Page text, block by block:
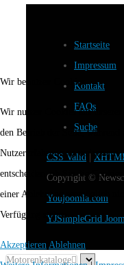
Startseite
Impressum
Kontakt
FAQs
Suche
CSS Valid
Copyright ©
Youjoomla.com
YJSimpleGrid
Motorenkataloge
Wir benutzen Cookies
Wir nutzen Cookies auf
den Betrieb der Seite, während
Nutzererfahrung zu
entscheiden, ob Sie die
einer Ablehnung womöglich
Verfügung stehen.
Akzeptieren Ablehnen